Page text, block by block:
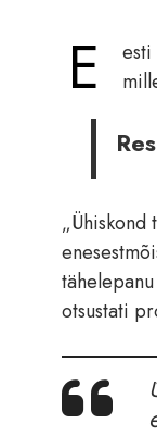
E
esti
otsustati